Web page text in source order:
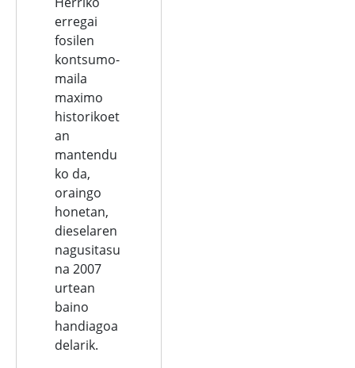
erregai
fosilen
kontsumo-
maila
maximo
historikoet
an
mantendu
ko da,
oraingo
honetan,
dieselaren
nagusitasu
na 2007
urtean
baino
handiagoa
delarik.